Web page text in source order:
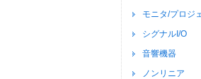
モニタ/プロジ
シグナルI/O
音響機器
ノンリニア